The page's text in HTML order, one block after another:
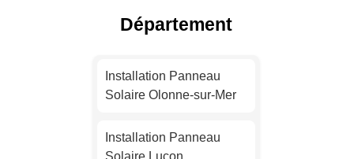
Solaire Nice
Solaire Nantes
Département
Installation Panneau
Solaire Olonne-sur-Mer
Installation Panneau
Solaire Luçon